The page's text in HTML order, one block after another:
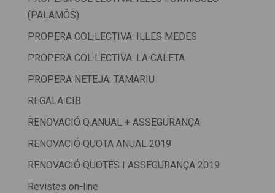
(PALAMÓS)
PROPERA COL·LECTIVA: ILLES MEDES
PROPERA COL·LECTIVA: LA CALETA
PROPERA NETEJA: TAMARIU
REGALA CIB
RENOVACIÓ Q.ANUAL + ASSEGURANÇA
RENOVACIÓ QUOTA ANUAL 2019
RENOVACIÓ QUOTES I ASSEGURANÇA 2019
Revistes on-line